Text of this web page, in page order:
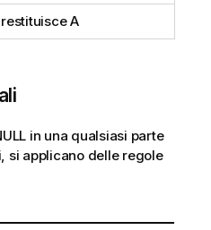
restituisce A
in una qualsiasi parte
si applicano delle regole